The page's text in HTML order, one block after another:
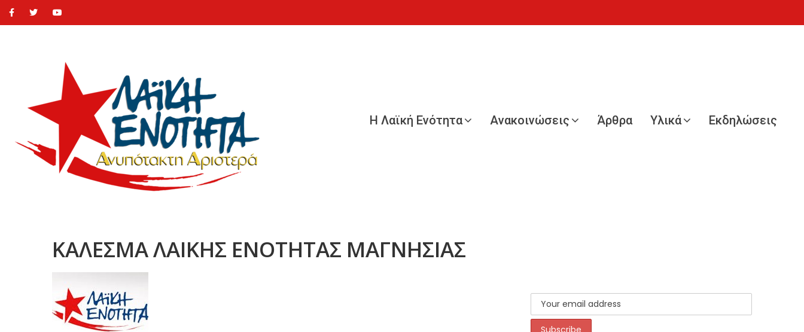
Η Λαϊκή Ενότητα Ανακοινώσεις Άρθρα Υλικά Εκδηλώσεις
ΚΑΛΕΣΜΑ ΛΑΙΚΗΣ ΕΝΟΤΗΤΑΣ ΜΑΓΝΗΣΙΑΣ